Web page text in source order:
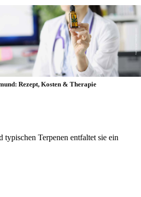
Rezept, Kosten & Therapie
Terpenen entfaltet sie ein